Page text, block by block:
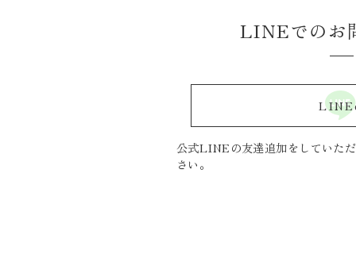
LINEでのお
公式LINEの友達追加をしていた
さい。